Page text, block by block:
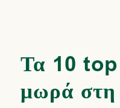
Τα 10 top
μωρά στη